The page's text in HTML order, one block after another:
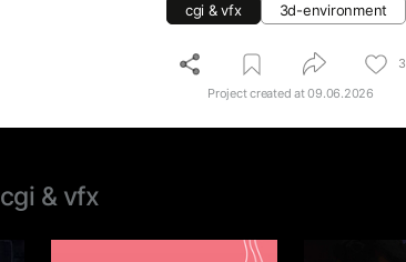
cgi & vfx 3d-environment
3
Project created at09.06.2026
cgi & vfx